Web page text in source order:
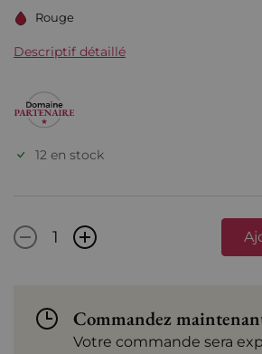
Rouge
Descriptif détaillé
12 en stock
- +
Commandez
Votre commande sera